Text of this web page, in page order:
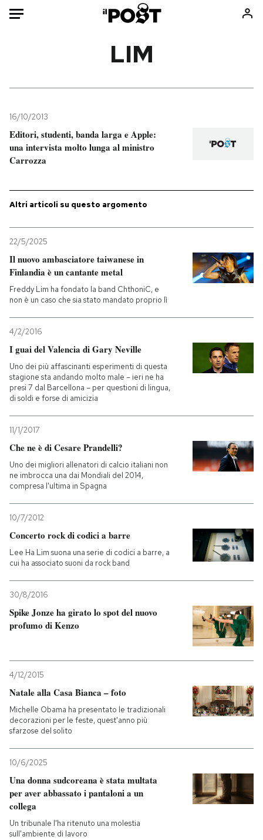
Mondo
Politica
Tecnologia
Internet
Cultura
Consumismi
Storie/Idee
PODCAST
NEWSLETTER
I MIEI PREFERITI
SHOP
CALENDARIO
AREA PERSONALE
Entra
LIM
16/10/2013
Editori, studenti, banda larga e Apple:
una intervista molto lunga al ministro
Carrozza
Altri articoli su questo argomento
22/5/2025
Il nuovo ambasciatore taiwanese in
Finlandia è un cantante metal
Freddy Lim ha fondato la band ChthoniC, e
non è un caso che sia stato mandato proprio lì
4/2/2016
I guai del Valencia di Gary Neville
Uno dei più affascinanti esperimenti di questa
stagione sta andando molto male – ieri ne ha
presi 7 dal Barcellona – per questioni di lingua,
di soldi e forse di amicizia
11/1/2017
Che ne è di Cesare Prandelli?
Uno dei migliori allenatori di calcio italiani non
ne imbrocca una dai Mondiali del 2014,
compresa l'ultima in Spagna
10/7/2012
Concerto rock di codici a barre
Lee Ha Lim suona una serie di codici a barre, a
cui ha associato suoni da rock band
30/8/2016
Spike Jonze ha girato lo spot del nuovo
profumo di Kenzo
4/12/2015
Natale alla Casa Bianca – foto
Michelle Obama ha presentato le tradizionali
decorazioni per le feste, quest'anno più
sfarzose del solito
10/6/2025
Una donna sudcoreana è stata multata
per aver abbassato i pantaloni a un
collega
Un tribunale l'ha ritenuto una molestia
sull'ambiente di lavoro